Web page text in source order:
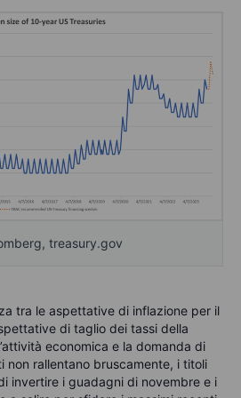
treasury.gov
tra le aspettative di inflazione per il
di taglio dei tassi della
economica e la domanda di
non rallentano bruscamente, i titoli
invertire i guadagni di novembre e i